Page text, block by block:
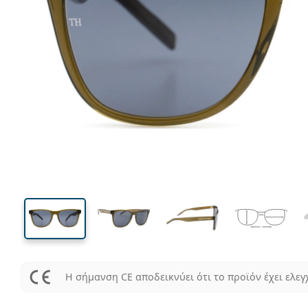
Μήκος σκελετού
45 mm
Ύψος φακού Μήκος φακού
Μήκος
Η σήμανση CE αποδεικνύει ότι το προϊόν έχει